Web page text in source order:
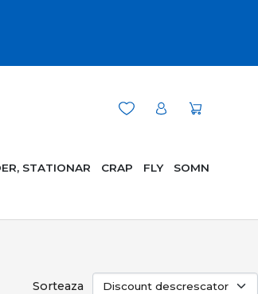
STATIONAR CRAP FLY SOMN
Sorteaza